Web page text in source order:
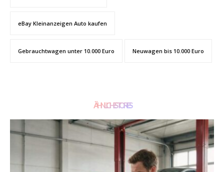
eBay Kleinanzeigen Auto kaufen
Gebrauchtwagen unter 10.000 Euro Neuwagen bis 10.000 Euro
ÄHNLICHE STORIES